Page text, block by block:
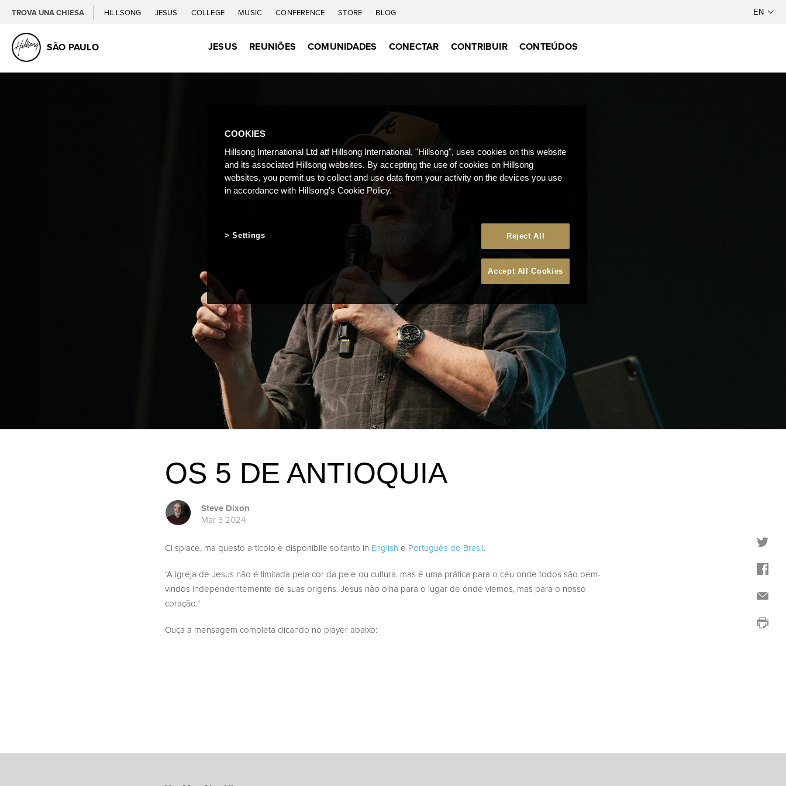
TROVA UNA CHIESA HILLSONG JESUS COLLEGE MUSIC CONFERENCE STORE BLOG
SÃO PAULO JESUS REUNIÕES COMUNIDADES CONECTAR CONTRIBUIR CONTEÚDOS
OS 5 DE ANTIOQUIA
Steve Dixon
Mar 3 2024
Ci spiace, ma questo articolo è disponibile soltanto in English e Português do Brasil.
“A igreja de Jesus não é limitada pela cor da pele ou cultura, mas é uma prática para o céu onde todos são bem-
vindos independentemente de suas origens. Jesus não olha para o lugar de onde viemos, mas para o nosso
coração.”
Ouça a mensagem completa clicando no player abaixo:
COOKIES
Hillsong International Ltd atf Hillsong International, "Hillsong", uses cookies on this website
and its associated Hillsong websites. By accepting the use of cookies on Hillsong
websites, you permit us to collect and use data from your activity on the devices you use
in accordance with Hillsong's Cookie Policy.
Reject All
Accept All Cookies
Settings